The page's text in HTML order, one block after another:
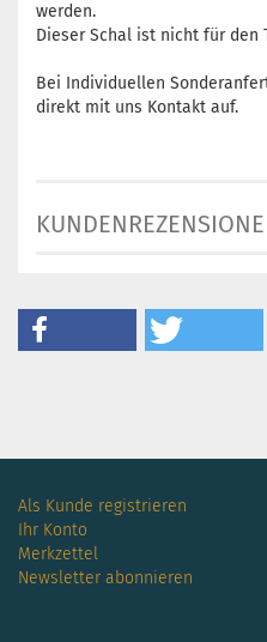
werden.
Dieser Schal ist nicht für den
Bei Individuellen
direkt mit uns Kontakt auf.
Als Kunde registrieren
Ihr Konto
Merkzettel
Newsletter abonnieren